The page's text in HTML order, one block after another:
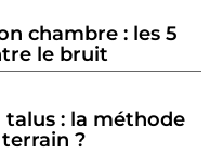
chambre : les 5
le bruit
: la méthode
?